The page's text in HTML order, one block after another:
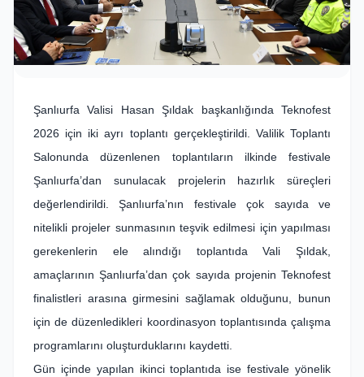
Şanlıurfa Valisi Hasan Şıldak başkanlığında Teknofest
2026 için iki ayrı toplantı gerçekleştirildi. Valilik Toplantı
Salonunda düzenlenen toplantıların ilkinde festivale
Şanlıurfa’dan sunulacak projelerin hazırlık süreçleri
değerlendirildi. Şanlıurfa’nın festivale çok sayıda ve
nitelikli projeler sunmasının teşvik edilmesi için yapılması
gerekenlerin ele alındığı toplantıda Vali Şıldak,
amaçlarının Şanlıurfa’dan çok sayıda projenin Teknofest
finalistleri arasına girmesini sağlamak olduğunu, bunun
için de düzenledikleri koordinasyon toplantısında çalışma
programlarını oluşturduklarını kaydetti.
Gün içinde yapılan ikinci toplantıda ise festivale yönelik